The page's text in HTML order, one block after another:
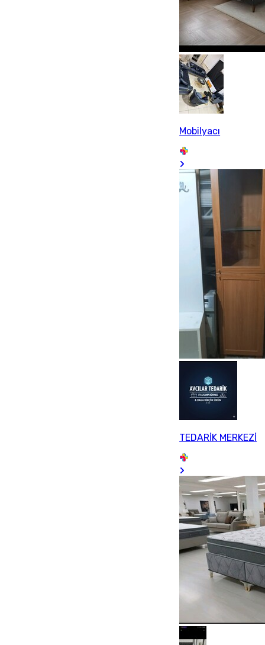
Mobilyacı
TEDARİK MERKEZİ